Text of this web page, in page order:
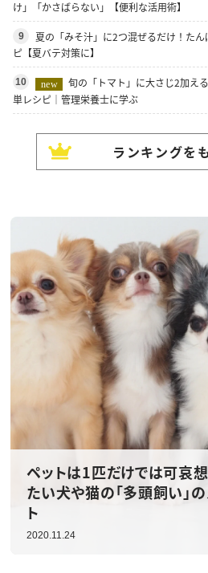
け」「かさばらない」【便利な活用術】
9
夏の「みそ汁」に2つ混ぜるだけ！た
ピ【夏バテ対策に】
10 new
旬の「トマト」に大さじ2加え
単レシピ｜管理栄養士に学ぶ
ランキングを
ペットは1匹だけでは可哀
たい犬や猫の「多頭飼い」の
ト
2020.11.24